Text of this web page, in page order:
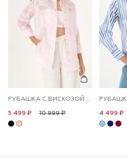
РУБАШКА С ВИСКОЗОЙ СВОБОДНАЯ
10 999 ₽
5 499 ₽ 4 499 ₽